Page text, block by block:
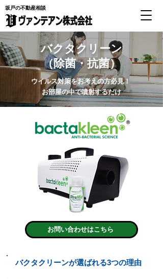
坂戸の不動産相談
バクタクリーン
（除菌・抗菌）
ウイルス対策をお考えの方必見！
お部屋の中で噴射するだけ
お問い合わせはこちら
バクタクリーンが選ばれる3つの理由